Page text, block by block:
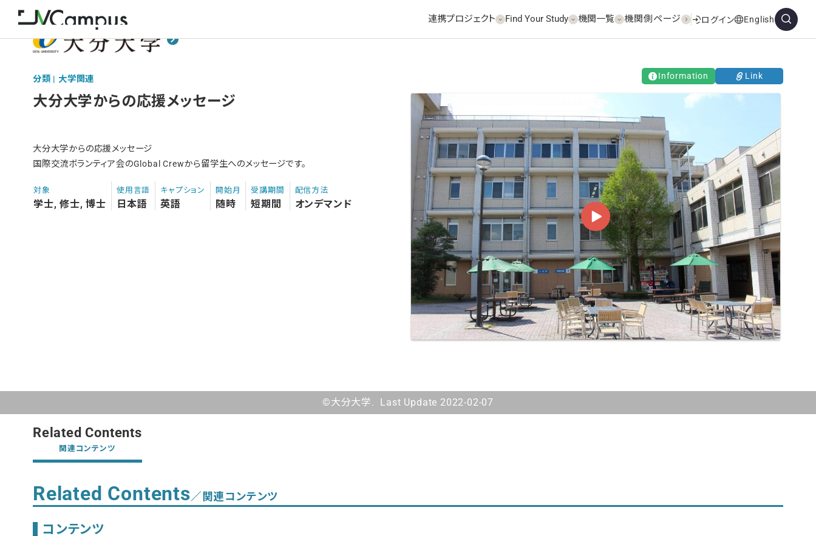
連携プロジェクト Find Your Study 機関一覧 機関側ページ ログイン English
分類 | 大学関連 Information Link
大分大学からの応援メッセージ
大分大学からの応援メッセージ
国際交流ボランティア会のGlobal Crewから留学生へのメッセージです。
対象
学士, 修士, 博士
使用言語
日本語
キャプション
英語
開始月
随時
受講期間
短期間
配信方法
オンデマンド
©大分大学. Last Update 2022-02-07
Related Contents
関連コンテンツ
Related Contents／関連コンテンツ
コンテンツ